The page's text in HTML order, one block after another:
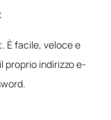
È facile, veloce e
indirizzo e-